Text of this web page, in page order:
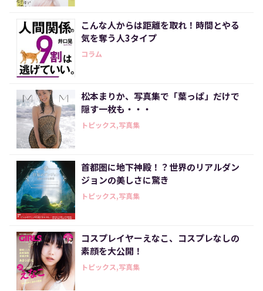
こんな人からは距離を取れ！時間とやる
気を奪う人3タイプ
コラム
松本まりか、写真集で「葉っぱ」だけで
隠す一枚も・・・
トピックス,写真集
首都圏に地下神殿！？世界のリアルダン
ジョンの美しさに驚き
トピックス,写真集
コスプレイヤーえなこ、コスプレなしの
素顔を大公開！
トピックス,写真集